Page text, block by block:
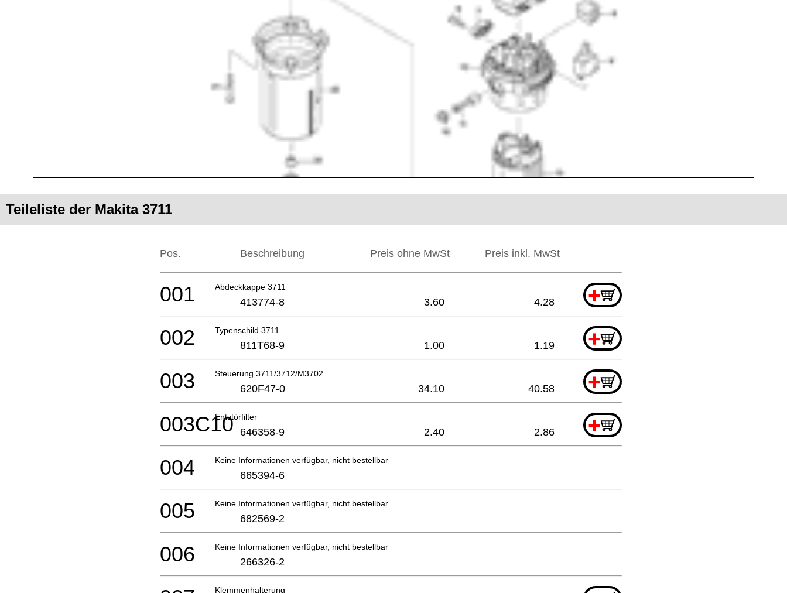
Teileliste der Makita 3711
Pos. Beschreibung Preis ohne MwSt Preis inkl. MwSt
Abdeckkappe 3711 +
001 413774-8 3.60 4.28
Typenschild 3711 +
002 811T68-9 1.00 1.19
Steuerung 3711/3712/M3702 +
003 620F47-0 34.10 40.58
Entstörfilter +
003C10 646358-9 2.40 2.86
Keine Informationen verfügbar, nicht bestellbar
004 665394-6
Keine Informationen verfügbar, nicht bestellbar
005 682569-2
Keine Informationen verfügbar, nicht bestellbar
006 266326-2
Klemmenhalterung